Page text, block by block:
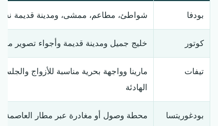
بودفا شواطئ، مطاعم، ممشى، ومدينة قديمة
كوتور خليج جميل ومدينة قديمة وأجواء تصوير
تيفات
مارينا وواجهة بحرية مناسبة للأزواج
الهادئة
بودغوريتسا محطة وصول أو مغادرة عبر مطار العاصمة